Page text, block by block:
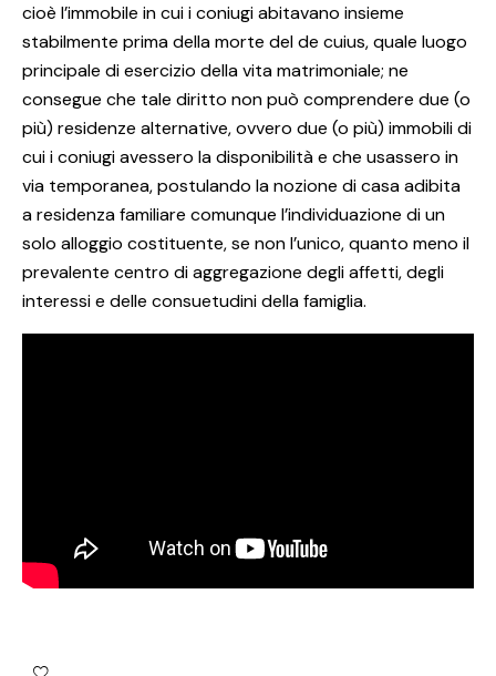
cioè l’immobile in cui i coniugi abitavano insieme
stabilmente prima della morte del de cuius, quale luogo
principale di esercizio della vita matrimoniale; ne
consegue che tale diritto non può comprendere due (o
più) residenze alternative, ovvero due (o più) immobili di
cui i coniugi avessero la disponibilità e che usassero in
via temporanea, postulando la nozione di casa adibita
a residenza familiare comunque l’individuazione di un
solo alloggio costituente, se non l’unico, quanto meno il
prevalente centro di aggregazione degli affetti, degli
interessi e delle consuetudini della famiglia.